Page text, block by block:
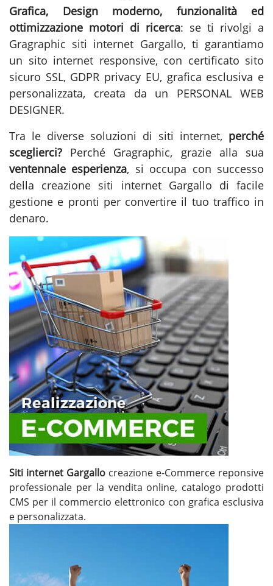
Grafica, Design moderno, funzionalità ed
ottimizzazione motori di ricerca: se ti rivolgi a
Gragraphic siti internet Gargallo, ti garantiamo
un sito internet responsive, con certificato sito
sicuro SSL, GDPR privacy EU, grafica esclusiva e
personalizzata, creata da un PERSONAL WEB
DESIGNER.
Tra le diverse soluzioni di siti internet, perché
sceglierci? Perché Gragraphic, grazie alla sua
ventennale esperienza, si occupa con successo
della creazione siti internet Gargallo di facile
gestione e pronti per convertire il tuo traffico in
denaro.
Siti internet Gargallo creazione e-Commerce reponsive
professionale per la vendita online, catalogo prodotti
CMS per il commercio elettronico con grafica esclusiva
e personalizzata.